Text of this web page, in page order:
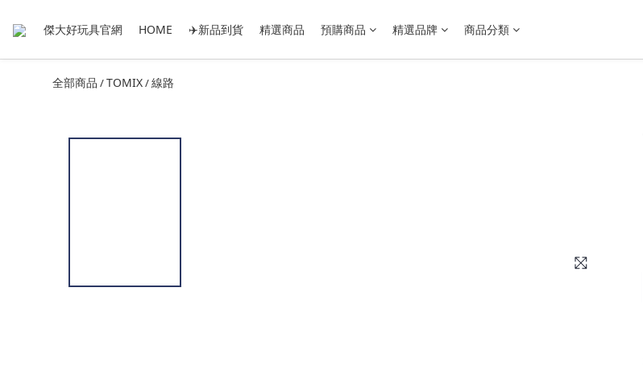
傑大好玩具官網 HOME ✈️新品到貨 精選商品 預購商品 精選品牌 商品分類
全部商品 /TOMIX/線路